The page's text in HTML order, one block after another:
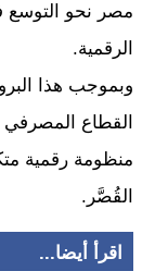
مصر نحو التوسع
الرقمية.
وبموجب هذا
القطاع المصرفي
منظومة رقمية
القُصَّر.
اقرأ أيضا...